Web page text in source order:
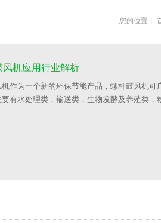
您的位置：
风机应用行业解析
作为一个新的环保节能产品，螺杆鼓风机可
有水处理类，输送类，生物发酵及养殖类，